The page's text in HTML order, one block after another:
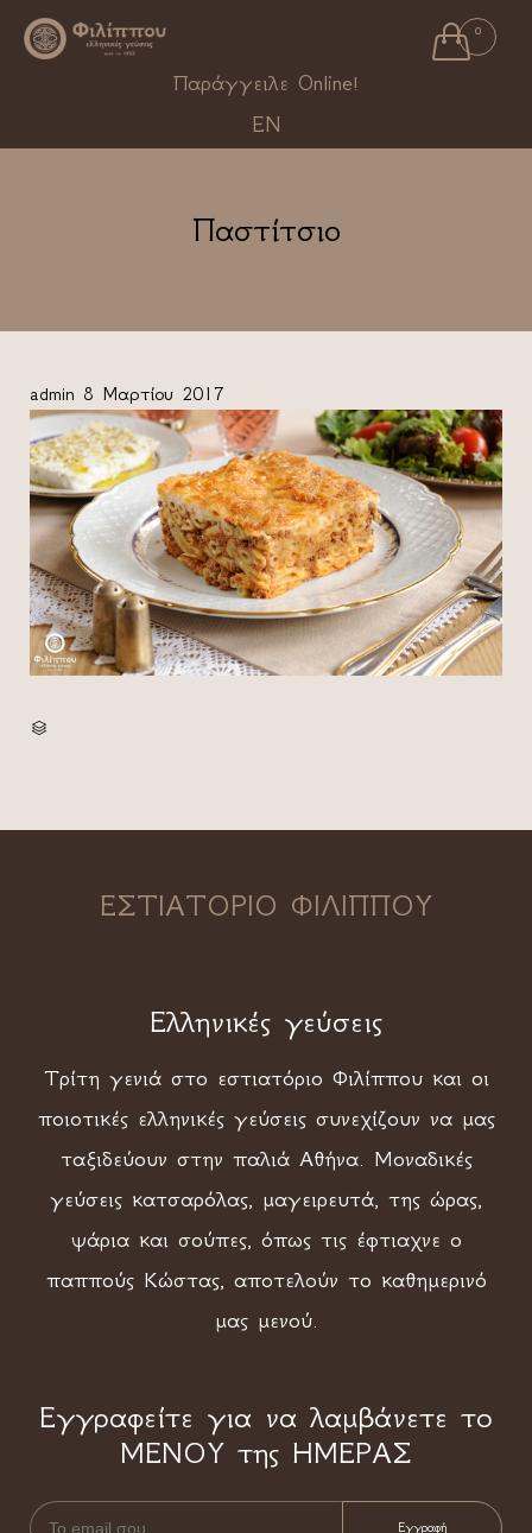
 0
Παράγγειλε Online!
EN
Παστίτσιο
admin 8 Μαρτίου 2017

ΕΣΤΙΑΤΟΡΙΟ ΦΙΛΙΠΠΟΥ
Ελληνικές γεύσεις
Τρίτη γενιά στο εστιατόριο Φιλίππου και οι
ποιοτικές ελληνικές γεύσεις συνεχίζουν να μας
ταξιδεύουν στην παλιά Αθήνα. Μοναδικές
γεύσεις κατσαρόλας, μαγειρευτά, της ώρας,
ψάρια και σούπες, όπως τις έφτιαχνε ο
παππούς Κώστας, αποτελούν το καθημερινό
μας μενού.
Εγγραφείτε για να λαμβάνετε το
ΜΕΝΟΥ της ΗΜΕΡΑΣ